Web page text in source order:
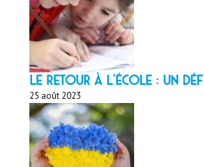
LE RETOUR À L’ÉCOLE :
25 août 2023